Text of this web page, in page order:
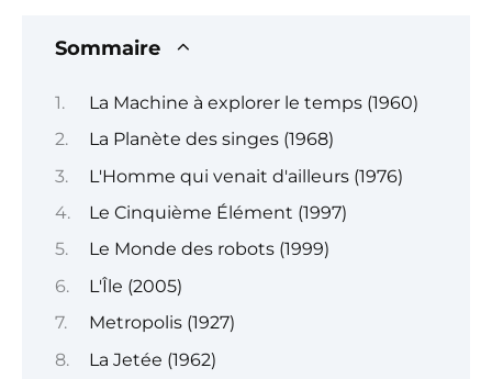
Sommaire
La Machine à explorer le temps (1960)
La Planète des singes (1968)
L'Homme qui venait d'ailleurs (1976)
Le Cinquième Élément (1997)
Le Monde des robots (1999)
L'Île (2005)
Metropolis (1927)
La Jetée (1962)